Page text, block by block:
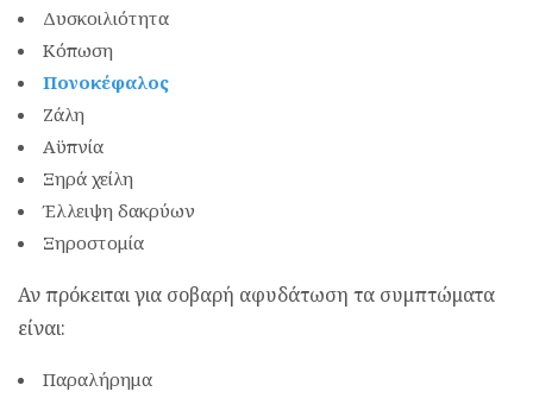
Δυσκοιλιότητα
Κόπωση
Πονοκέφαλος
Ζάλη
Αϋπνία
Ξηρά χείλη
Έλλειψη δακρύων
Ξηροστομία
Αν πρόκειται για σοβαρή αφυδάτωση τα συμπτώματα
είναι:
Παραλήρημα